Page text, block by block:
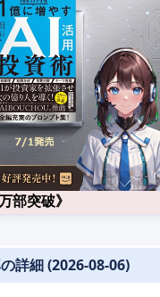
部突破》
詳細 (2026-08-06)